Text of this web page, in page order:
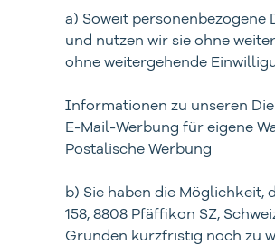
a) Soweit
und nutzen wir sie ohne
ohne weitergehende
Informationen zu unseren
E-Mail-Werbung für eigene
Postalische Werbung
b) Sie haben die
158, 8808 Pfäffikon SZ,
Gründen kurzfristig noch zu